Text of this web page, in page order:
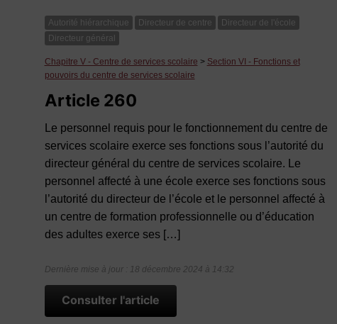
Autorité hiérarchique Directeur de centre
Directeur de l'école
Directeur général
Chapitre V - Centre de services scolaire > Section VI - Fonctions et
pouvoirs du centre de services scolaire
Article 260
Le personnel requis pour le fonctionnement du centre de
services scolaire exerce ses fonctions sous l’autorité du
directeur général du centre de services scolaire. Le
personnel affecté à une école exerce ses fonctions sous
l’autorité du directeur de l’école et le personnel affecté à
un centre de formation professionnelle ou d’éducation
des adultes exerce ses […]
Dernière mise à jour : 18 décembre 2024 à 14:32
Consulter l'article